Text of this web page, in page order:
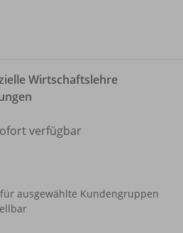
Wirtschaftslehre
verfügbar
ausgewählte Kundengruppen